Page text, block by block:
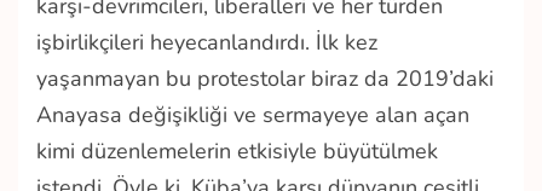
işbirlikçileri heyecanlandırdı. İlk kez
yaşanmayan bu protestolar biraz da 2019’daki
Anayasa değişikliği ve sermayeye alan açan
kimi düzenlemelerin etkisiyle büyütülmek